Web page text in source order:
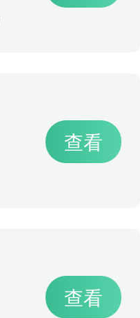
查看
查看